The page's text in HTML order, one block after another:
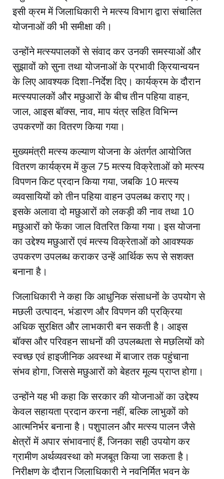
इसी क्रम में जिलाधिकारी ने मत्स्य विभाग द्वारा संचालित
योजनाओं की भी समीक्षा की।
उन्होंने मत्स्यपालकों से संवाद कर उनकी समस्याओं और
सुझावों को सुना तथा योजनाओं के प्रभावी क्रियान्वयन
के लिए आवश्यक दिशा-निर्देश दिए। कार्यक्रम के दौरान
मत्स्यपालकों और मछुआरों के बीच तीन पहिया वाहन,
जाल, आइस बॉक्स, नाव, माप यंत्र सहित विभिन्न
उपकरणों का वितरण किया गया।
मुख्यमंत्री मत्स्य कल्याण योजना के अंतर्गत आयोजित
वितरण कार्यक्रम में कुल 75 मत्स्य विक्रेताओं को मत्स्य
विपणन किट प्रदान किया गया, जबकि 10 मत्स्य
व्यवसायियों को तीन पहिया वाहन उपलब्ध कराए गए।
इसके अलावा दो मछुआरों को लकड़ी की नाव तथा 10
मछुआरों को फेंका जाल वितरित किया गया। इस योजना
का उद्देश्य मछुआरों एवं मत्स्य विक्रेताओं को आवश्यक
उपकरण उपलब्ध कराकर उन्हें आर्थिक रूप से सशक्त
बनाना है।
जिलाधिकारी ने कहा कि आधुनिक संसाधनों के उपयोग से
मछली उत्पादन, भंडारण और विपणन की प्रक्रिया
अधिक सुरक्षित और लाभकारी बन सकती है। आइस
बॉक्स और परिवहन साधनों की उपलब्धता से मछलियों को
स्वच्छ एवं हाइजीनिक अवस्था में बाजार तक पहुंचाना
संभव होगा, जिससे मछुआरों को बेहतर मूल्य प्राप्त होगा।
उन्होंने यह भी कहा कि सरकार की योजनाओं का उद्देश्य
केवल सहायता प्रदान करना नहीं, बल्कि लाभुकों को
आत्मनिर्भर बनाना है। पशुपालन और मत्स्य पालन जैसे
क्षेत्रों में अपार संभावनाएं हैं, जिनका सही उपयोग कर
ग्रामीण अर्थव्यवस्था को मजबूत किया जा सकता है।
निरीक्षण के दौरान जिलाधिकारी ने नवनिर्मित भवन के